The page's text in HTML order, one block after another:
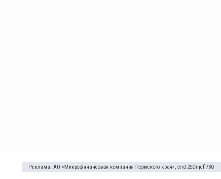
Реклама: АО «Микрофинансовая компания Пермского края», erid:2SDnjcfi73Q